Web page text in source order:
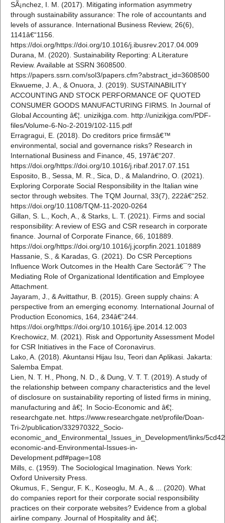
SÃ¡nchez, I. M. (2017). Mitigating information asymmetry
through sustainability assurance: The role of accountants and
levels of assurance. International Business Review, 26(6),
1141â€“1156.
https://doi.org/https://doi.org/10.1016/j.ibusrev.2017.04.009
Durana, M. (2020). Sustainability Reporting: A Literature
Review. Available at SSRN 3608500.
https://papers.ssrn.com/sol3/papers.cfm?abstract_id=3608500
Ekwueme, J. A., & Onuora, J. (2019). SUSTAINABILITY
ACCOUNTING AND STOCK PERFORMANCE OF QUOTED
CONSUMER GOODS MANUFACTURING FIRMS. In Journal of
Global Accounting â€¦. unizikjga.com. http://unizikjga.com/PDF-
files/Volume-6-No-2-2019/102-115.pdf
Erragragui, E. (2018). Do creditors price firmsâ€™
environmental, social and governance risks? Research in
International Business and Finance, 45, 197â€“207.
https://doi.org/https://doi.org/10.1016/j.ribaf.2017.07.151
Esposito, B., Sessa, M. R., Sica, D., & Malandrino, O. (2021).
Exploring Corporate Social Responsibility in the Italian wine
sector through websites. The TQM Journal, 33(7), 222â€“252.
https://doi.org/10.1108/TQM-11-2020-0264
Gillan, S. L., Koch, A., & Starks, L. T. (2021). Firms and social
responsibility: A review of ESG and CSR research in corporate
finance. Journal of Corporate Finance, 66, 101889.
https://doi.org/https://doi.org/10.1016/j.jcorpfin.2021.101889
Hassanie, S., & Karadas, G. (2021). Do CSR Perceptions
Influence Work Outcomes in the Health Care Sectorâ€¯? The
Mediating Role of Organizational Identification and Employee
Attachment.
Jayaram, J., & Avittathur, B. (2015). Green supply chains: A
perspective from an emerging economy. International Journal of
Production Economics, 164, 234â€“244.
https://doi.org/https://doi.org/10.1016/j.ijpe.2014.12.003
Krechowicz, M. (2021). Risk and Opportunity Assessment Model
for CSR Initiatives in the Face of Coronavirus.
Lako, A. (2018). Akuntansi Hijau Isu, Teori dan Aplikasi. Jakarta:
Salemba Empat.
Lien, N. T. H., Phong, N. D., & Dung, V. T. T. (2019). A study of
the relationship between company characteristics and the level
of disclosure on sustainability reporting of listed firms in mining,
manufacturing and â€¦. In Socio-Economic and â€¦.
researchgate.net. https://www.researchgate.net/profile/Doan-
Tri-2/publication/332970322_Socio-
economic_and_Environmental_Issues_in_Development/links/
economic-and-Environmental-Issues-in-
Development.pdf#page=108
Mills, c. (1959). The Sociological Imagination. News York:
Oxford University Press.
Okumus, F., Sengur, F. K., Koseoglu, M. A., & ... (2020). What
do companies report for their corporate social responsibility
practices on their corporate websites? Evidence from a global
airline company. Journal of Hospitality and â€¦.